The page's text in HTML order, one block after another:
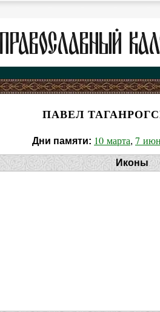
ПАВЕЛ
Дни памяти: 10 марта, 7
Иконы